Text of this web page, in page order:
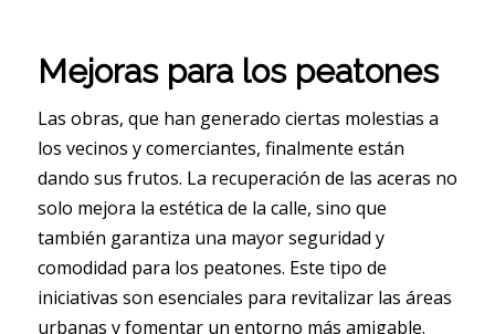
Mejoras para los peatones
Las obras, que han generado ciertas molestias a
los vecinos y comerciantes, finalmente están
dando sus frutos. La recuperación de las aceras no
solo mejora la estética de la calle, sino que
también garantiza una mayor seguridad y
comodidad para los peatones. Este tipo de
iniciativas son esenciales para revitalizar las áreas
urbanas y fomentar un entorno más amigable.